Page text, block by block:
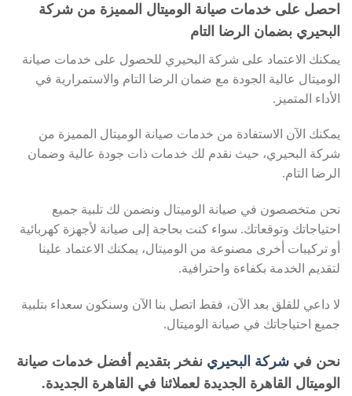
احصل على خدمات صيانة الوميتال المميزة من شركة
البحيري بضمان الرضا التام
يمكنك الاعتماد على شركة البحيري للحصول على خدمات صيانة
الوميتال عالية الجودة مع ضمان الرضا التام والاستمرارية في
الأداء المتميز.
يمكنك الآن الاستفادة من خدمات صيانة الوميتال المميزة من
شركة البحيري، حيث نقدم لك خدمات ذات جودة عالية وضمان
الرضا التام.
نحن متخصصون في صيانة الوميتال ونضمن لك تلبية جميع
احتياجاتك وتوقعاتك. سواء كنت بحاجة إلى صيانة لأجهزة كهربائية
أو تركيبات أخرى مصنوعة من الوميتال، يمكنك الاعتماد علينا
لتقديم الخدمة بكفاءة واحترافية.
لا داعي للقلق بعد الآن، فقط اتصل بنا الآن وسنكون سعداء بتلبية
جميع احتياجاتك في صيانة الوميتال.
نحن في شركة البحيري نفخر بتقديم أفضل خدمات صيانة
الوميتال القاهرة الجديدة لعملائنا في القاهرة الجديدة.